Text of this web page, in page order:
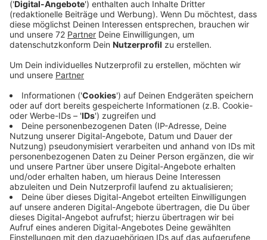
------------------------------------------
HINTERGRÜNDE & SERVICE -------
-------------------------------------
Anzeige
Gesunde Ernährung in der Schwangerschaft: Was
bedeutet das?
Gesundheit|Wenn das Baby im Bauch wächst, spielt
gesunde Ernährung eine besonders wichtige Rolle. Aber